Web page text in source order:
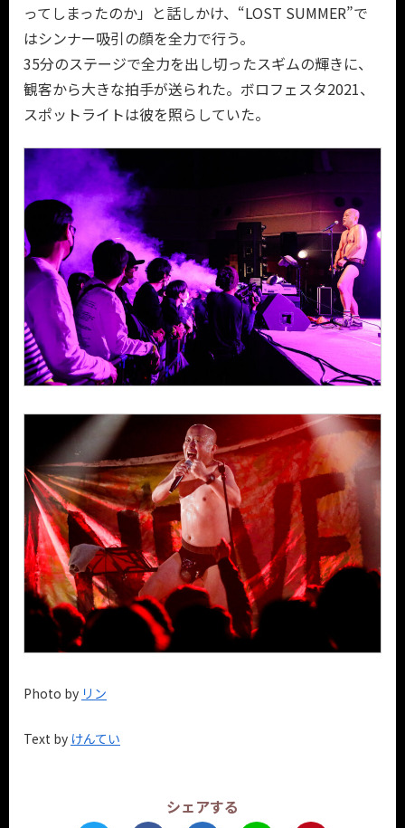
ってしまったのか」と話しかけ、“LOST SUMMER”で
はシンナー吸引の顔を全力で行う。
35分のステージで全力を出し切ったスギムの輝きに、
観客から大きな拍手が送られた。ボロフェスタ2021、
スポットライトは彼を照らしていた。
Photo by リン
Text by けんてい
シェアする